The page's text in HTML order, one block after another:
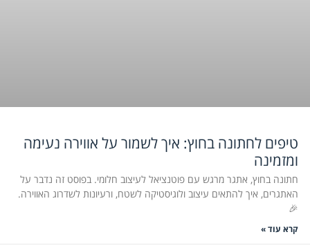
טיפים לחתונה בחוץ: איך לשמור על אווירה נעימה
ומזמינה
חתונה בחוץ, אתגר מרגש עם פוטנציאל לעיצוב חלומי. בפוסט זה נדבר על
האתגרים, איך להתאים עיצוב ולוגיסטיקה לשטח, ורעיונות לשדרוג האווירה.
🎉
קרא עוד »